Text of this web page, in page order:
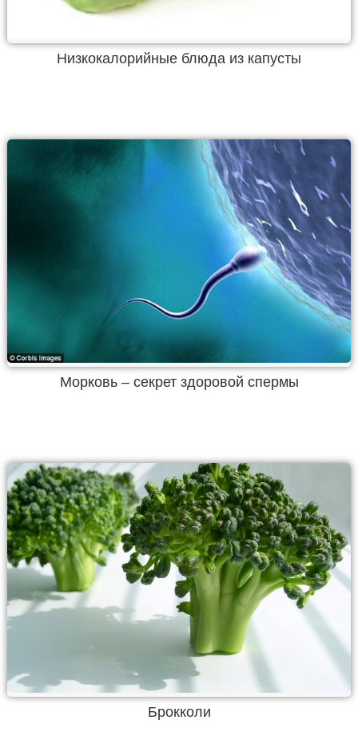
Низкокалорийные блюда из капусты
Морковь – секрет здоровой спермы
Брокколи